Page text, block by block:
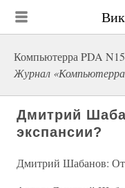
Компьютерра PDA
Журнал
Дмитрий
экспансии?
Дмитрий Шабанов: